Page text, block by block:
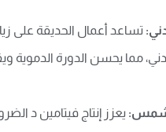
تساعد أعمال الحديقة على
مما يحسن الدورة الدموية
يعزز إنتاج فيتامين د